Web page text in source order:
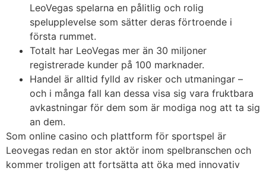
LeoVegas spelarna en pålitlig och rolig
spelupplevelse som sätter deras förtroende i
första rummet.
Totalt har LeoVegas mer än 30 miljoner
registrerade kunder på 100 marknader.
Handel är alltid fylld av risker och utmaningar –
och i många fall kan dessa visa sig vara fruktbara
avkastningar för dem som är modiga nog att ta sig
an dem.
Som online casino och plattform för sportspel är
Leovegas redan en stor aktör inom spelbranschen och
kommer troligen att fortsätta att öka med innovativ